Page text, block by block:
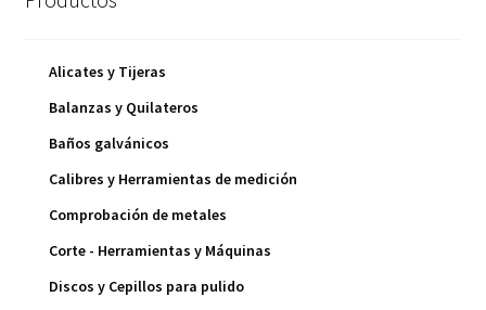
Alicates y Tijeras
Balanzas y Quilateros
Baños galvánicos
Calibres y Herramientas de medición
Comprobación de metales
Corte - Herramientas y Máquinas
Discos y Cepillos para pulido